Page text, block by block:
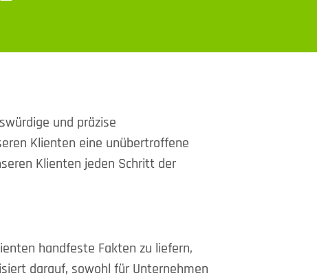
und präzise
Klienten eine unübertroffene
Klienten jeden Schritt der
handfeste Fakten zu liefern,
darauf, sowohl für Unternehmen